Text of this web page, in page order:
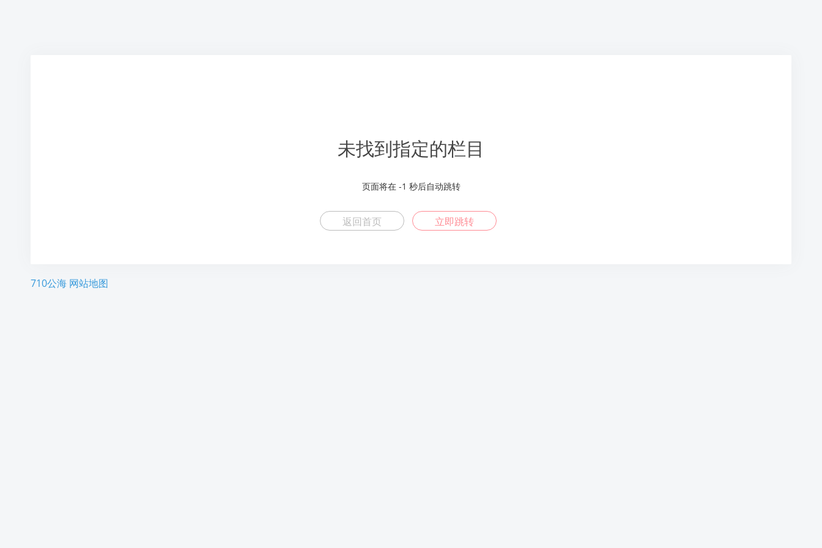
未找到指定的栏目
页面将在 -2 秒后自动跳转
返回首页 立即跳转
710公海 网站地图